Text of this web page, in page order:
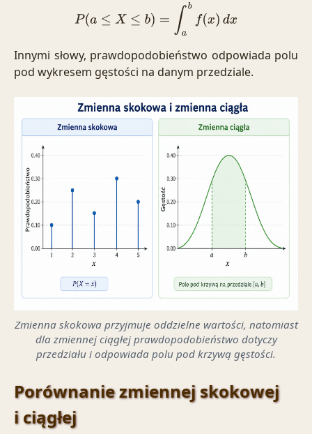
P a≤ ≤ b) f(x) dx
Innymi słowy, prawdopodobieństwo odpowiada polu
pod wykresem gęstości na danym przedziale.
Zmienna skokowa przyjmuje oddzielne wartości, natomiast
dla zmiennej ciągłej prawdopodobieństwo dotyczy
przedziału i odpowiada polu pod krzywą gęstości.
Porównanie zmiennej skokowej
i ciągłej